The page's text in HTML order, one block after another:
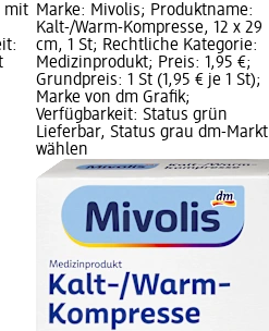
mit Marke: Mivolis; Produktname:
Kalt-/Warm-Kompresse, 12 x 29
cm, 1 St; Rechtliche Kategorie:
Medizinprodukt; Preis: 1,95 €;
Grundpreis: 1 St (1,95 € je 1 St);
Marke von dm Grafik;
Verfügbarkeit: Status grün
Lieferbar, Status grau dm-Markt
wählen